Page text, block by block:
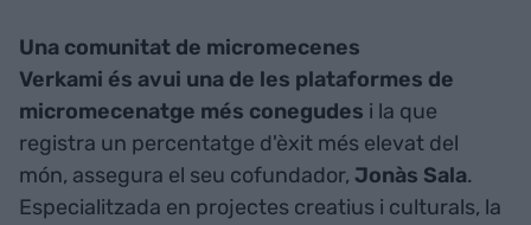
Una comunitat de micromecenes
Verkami és avui una de les plataformes de
micromecenatge més conegudes i la que
registra un percentatge d'èxit més elevat del
món, assegura el seu cofundador, Jonàs Sala.
Especialitzada en projectes creatius i culturals, la